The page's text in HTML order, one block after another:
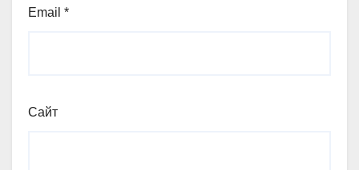
Email *
Сайт